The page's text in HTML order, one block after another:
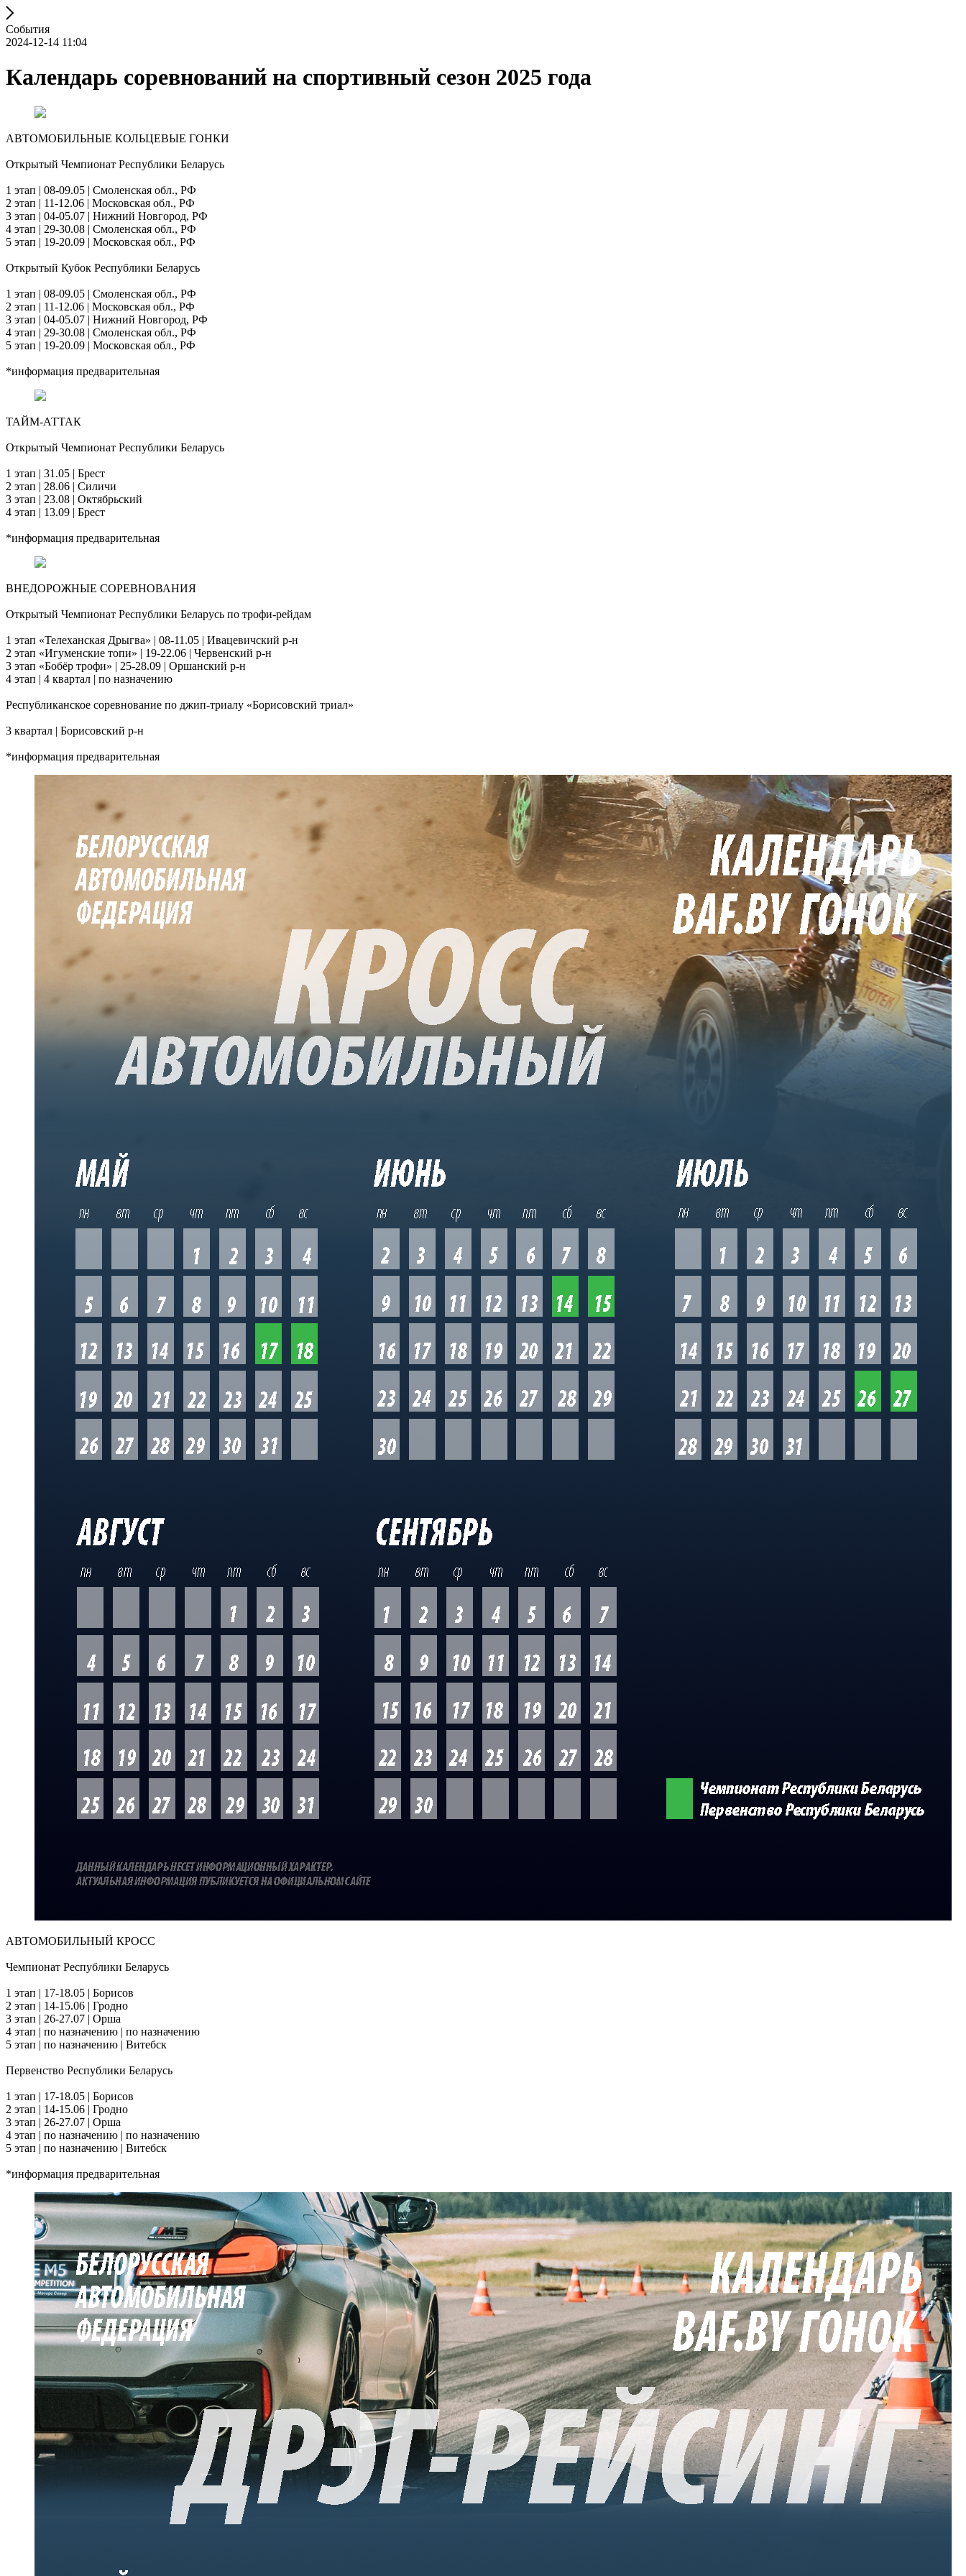
События
2024-12-14 11:04
Календарь соревнований на спортивный сезон 2025 года
АВТОМОБИЛЬНЫЕ КОЛЬЦЕВЫЕ ГОНКИ
Открытый Чемпионат Республики Беларусь
1 этап | 08-09.05 | Смоленская обл., РФ
2 этап | 11-12.06 | Московская обл., РФ
3 этап | 04-05.07 | Нижний Новгород, РФ
4 этап | 29-30.08 | Смоленская обл., РФ
5 этап | 19-20.09 | Московская обл., РФ
Открытый Кубок Республики Беларусь
1 этап | 08-09.05 | Смоленская обл., РФ
2 этап | 11-12.06 | Московская обл., РФ
3 этап | 04-05.07 | Нижний Новгород, РФ
4 этап | 29-30.08 | Смоленская обл., РФ
5 этап | 19-20.09 | Московская обл., РФ
*информация предварительная
ТАЙМ-АТТАК
Открытый Чемпионат Республики Беларусь
1 этап | 31.05 | Брест
2 этап | 28.06 | Силичи
3 этап | 23.08 | Октябрьский
4 этап | 13.09 | Брест
*информация предварительная
ВНЕДОРОЖНЫЕ СОРЕВНОВАНИЯ
Открытый Чемпионат Республики Беларусь по трофи-рейдам
1 этап «Телеханская Дрыгва» | 08-11.05 | Ивацевичский р-н
2 этап «Игуменские топи» | 19-22.06 | Червенский р-н
3 этап «Бобёр трофи» | 25-28.09 | Оршанский р-н
4 этап | 4 квартал | по назначению
Республиканское соревнование по джип-триалу «Борисовский триал»
3 квартал | Борисовский р-н
*информация предварительная
АВТОМОБИЛЬНЫЙ КРОСС
Чемпионат Республики Беларусь
1 этап | 17-18.05 | Борисов
2 этап | 14-15.06 | Гродно
3 этап | 26-27.07 | Орша
4 этап | по назначению | по назначению
5 этап | по назначению | Витебск
Первенство Республики Беларусь
1 этап | 17-18.05 | Борисов
2 этап | 14-15.06 | Гродно
3 этап | 26-27.07 | Орша
4 этап | по назначению | по назначению
5 этап | по назначению | Витебск
*информация предварительная